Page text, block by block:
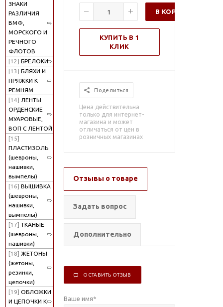
ЗНАКИ
РАЗЛИЧИЯ
ВМФ,
МОРСКОГО И
РЕЧНОГО
ФЛОТОВ
[12] БРЕЛОКИ
[13] БЛЯХИ И
ПРЯЖКИ К
РЕМНЯМ
[14] ЛЕНТЫ
ОРДЕНСКИЕ
МУАРОВЫЕ,
ВОП С ЛЕНТОЙ
[15]
ПЛАСТИЗОЛЬ
(шевроны,
нашивки,
вымпелы)
[16] ВЫШИВКА
(шевроны,
нашивки,
вымпелы)
[17] ТКАНЫЕ
(шевроны,
нашивки)
[18] ЖЕТОНЫ
(жетоны,
резинки,
цепочки)
[19] ОБЛОЖКИ
И ЦЕПОЧКИ К
В КОРЗИНУ
КУПИТЬ В 1
КЛИК
Поделиться
Цена действительна
только для интернет-
магазина и может
отличаться от цен в
розничных магазинах
Отзывы о товаре
Задать вопрос
Дополнительно
ОСТАВИТЬ ОТЗЫВ
Ваше имя*